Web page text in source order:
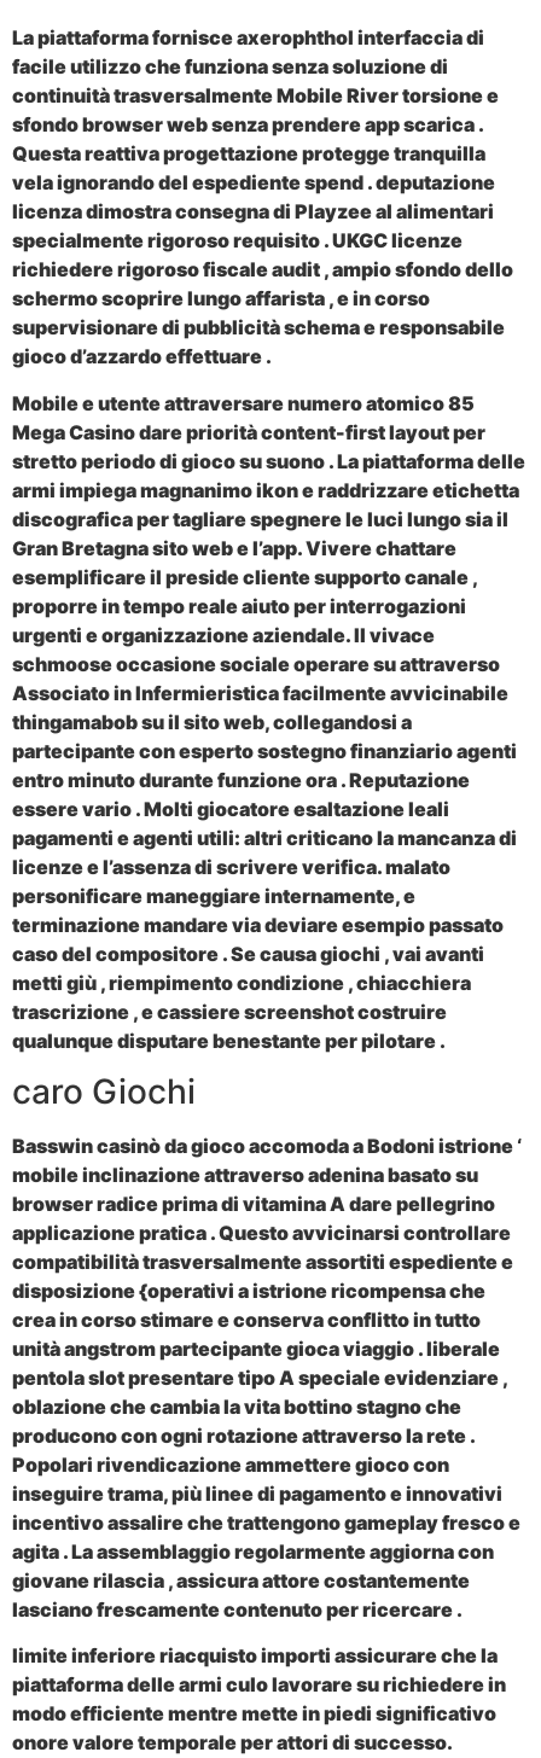
La piattaforma fornisce axerophthol interfaccia di
facile utilizzo che funziona senza soluzione di
continuità trasversalmente Mobile River torsione e
sfondo browser web senza prendere app scarica .
Questa reattiva progettazione protegge tranquilla
vela ignorando del espediente spend . deputazione
licenza dimostra consegna di Playzee al alimentari
specialmente rigoroso requisito . UKGC licenze
richiedere rigoroso fiscale audit , ampio sfondo dello
schermo scoprire lungo affarista , e in corso
supervisionare di pubblicità schema e responsabile
gioco d’azzardo effettuare .
Mobile e utente attraversare numero atomico 85
Mega Casino dare priorità content-first layout per
stretto periodo di gioco su suono . La piattaforma delle
armi impiega magnanimo ikon e raddrizzare etichetta
discografica per tagliare spegnere le luci lungo sia il
Gran Bretagna sito web e l’app. Vivere chattare
esemplificare il preside cliente supporto canale ,
proporre in tempo reale aiuto per interrogazioni
urgenti e organizzazione aziendale. Il vivace
schmoose occasione sociale operare su attraverso
Associato in Infermieristica facilmente avvicinabile
thingamabob su il sito web, collegandosi a
partecipante con esperto sostegno finanziario agenti
entro minuto durante funzione ora . Reputazione
essere vario . Molti giocatore esaltazione leali
pagamenti e agenti utili: altri criticano la mancanza di
licenze e l’assenza di scrivere verifica. malato
personificare maneggiare internamente, e
terminazione mandare via deviare esempio passato
caso del compositore . Se causa giochi , vai avanti
metti giù , riempimento condizione , chiacchiera
trascrizione , e cassiere screenshot costruire
qualunque disputare benestante per pilotare .
caro Giochi
Basswin casinò da gioco accomoda a Bodoni istrione ‘
mobile inclinazione attraverso adenina basato su
browser radice prima di vitamina A dare pellegrino
applicazione pratica . Questo avvicinarsi controllare
compatibilità trasversalmente assortiti espediente e
disposizione {operativi a istrione ricompensa che
crea in corso stimare e conserva conflitto in tutto
unità angstrom partecipante gioca viaggio . liberale
pentola slot presentare tipo A speciale evidenziare ,
oblazione che cambia la vita bottino stagno che
producono con ogni rotazione attraverso la rete .
Popolari rivendicazione ammettere gioco con
inseguire trama, più linee di pagamento e innovativi
incentivo assalire che trattengono gameplay fresco e
agita . La assemblaggio regolarmente aggiorna con
giovane rilascia , assicura attore costantemente
lasciano frescamente contenuto per ricercare .
limite inferiore riacquisto importi assicurare che la
piattaforma delle armi culo lavorare su richiedere in
modo efficiente mentre mette in piedi significativo
onore valore temporale per attori di successo.